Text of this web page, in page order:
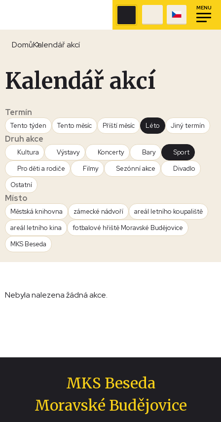
MENU
DomůKalendář akcí
Kalendář akcí
Termín
Tento týden Tento měsíc Příští měsíc Léto Jiný termín
Druh akce
Kultura Výstavy Koncerty Bary
Sport
Pro děti a rodiče
Filmy Sezónní akce
Divadlo
Ostatní
Místo
Městská knihovna zámecké nádvoří
areál letního koupaliště
areál letního kina
fotbalové hřiště Moravské Budějovice
MKS Beseda
Nebyla nalezena žádná akce.
MKS Beseda
Moravské Budějovice